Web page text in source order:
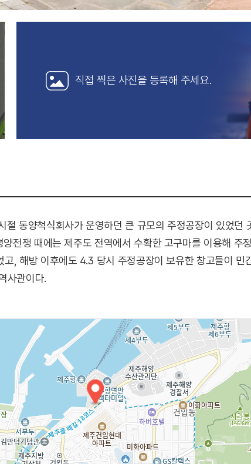
직접 찍은 사진을등록해 주세요.
동양척식회사가 운영하던 큰 규모의 주정공장이 있었던
전쟁 때에는 제주도 전역에서 수확한 고구마를 이용해 주
, 해방 이후에도 4.3 당시 주정공장이 보유한 창고들이 민
사관이다.